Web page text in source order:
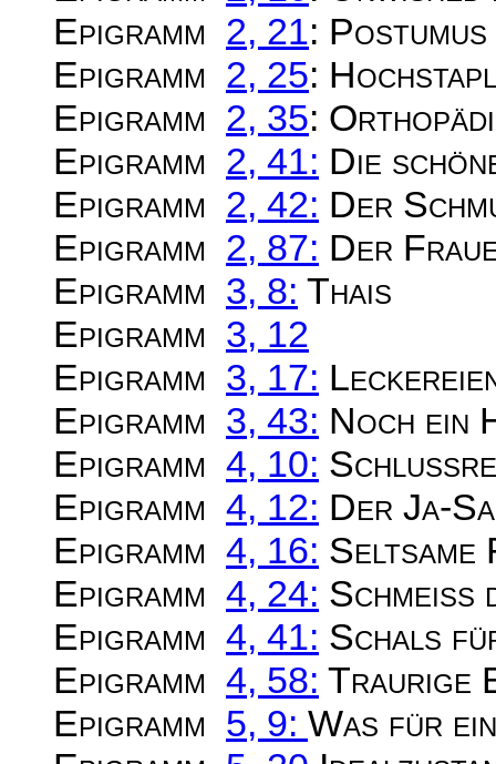
Epigramm 2, 21:
Epigramm 2, 25:
Epigramm 2, 35:
Epigramm 2, 41: Die
Epigramm 2, 42: Der
Epigramm 2, 87: Der
Epigramm 3, 8: Thais
Epigramm 3, 12
Epigramm 3, 17:
Epigramm 3, 43: Noch ein
Epigramm 4, 10:
Epigramm 4, 12: Der Ja-
Epigramm 4, 16: Seltsame
Epigramm 4, 24: Schmeiß
Epigramm 4, 41: Schals
Epigramm 4, 58: Traurige
Epigramm 5, 9: Was für